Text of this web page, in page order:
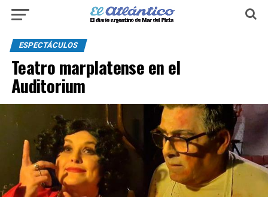
ESPECTÁCULOS
Teatro marplatense en el
Auditorium